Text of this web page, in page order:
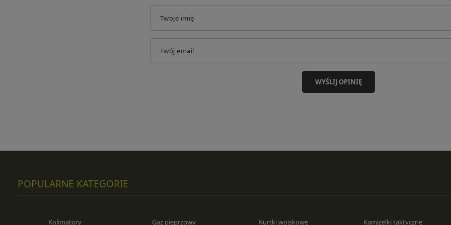
Twoje imię
Twój email
WYŚLIJ OPINIĘ
POPULARNE KATEGORIE
Kolimatory Gaz pieprzowy Kurtki wojskowe Kamizelki taktyczne